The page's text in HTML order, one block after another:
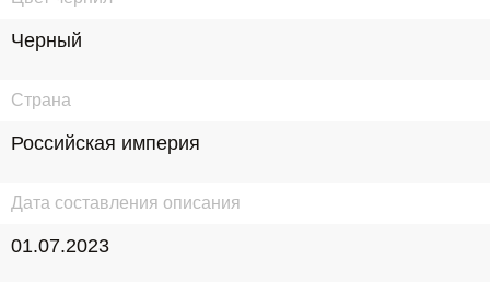
Черный
Страна
Российская империя
Дата составления описания
01.07.2023